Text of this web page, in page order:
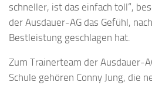
schneller, ist das einfach toll“,
der Ausdauer-AG das Gefühl,
Bestleistung geschlagen hat.
Zum Trainerteam der Ausdauer-
Schule gehören Conny Jung, die